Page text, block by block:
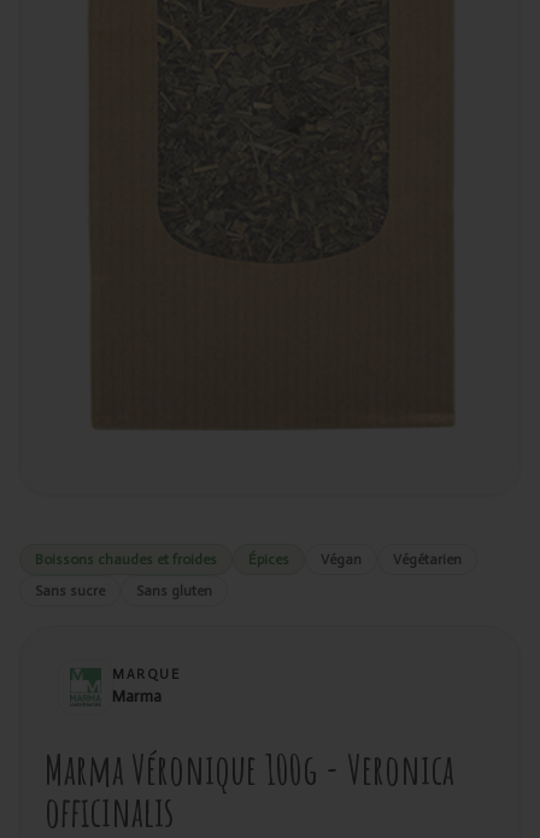
Boissons chaudes et froides Épices Végan
Végétarien
Sans sucre
Sans gluten
MARQUE
Marma
Marma Véronique 100g - Veronica
officinalis